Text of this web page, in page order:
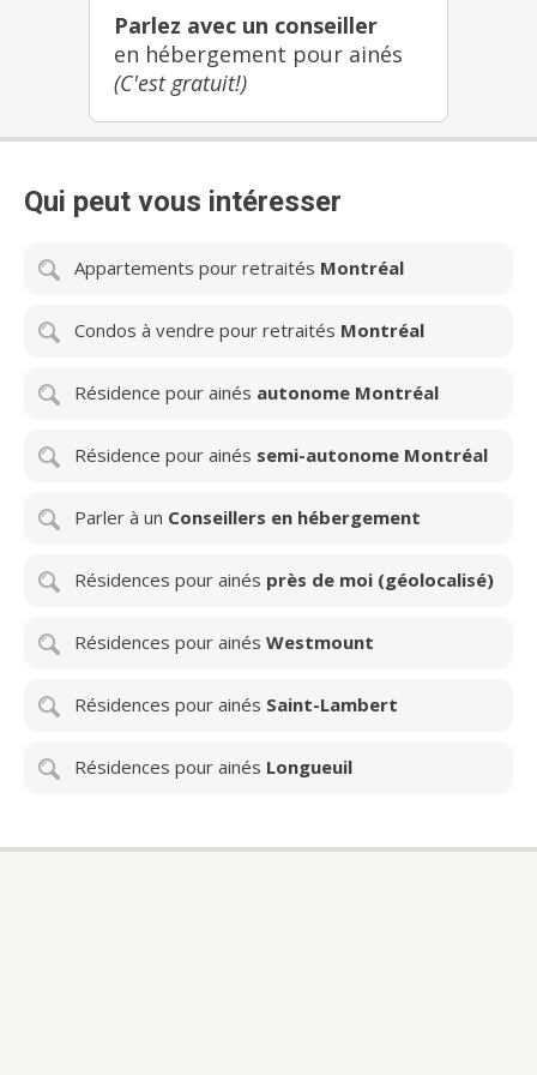
Parlez avec un conseiller
en hébergement pour ainés
(C'est gratuit!)
Qui peut vous intéresser
Appartements pour retraités Montréal
Condos à vendre pour retraités Montréal
Résidence pour ainés autonome Montréal
Résidence pour ainés semi-autonome Montréal
Parler à un Conseillers en hébergement
Résidences pour ainés près de moi (géolocalisé)
Résidences pour ainés Westmount
Résidences pour ainés Saint-Lambert
Résidences pour ainés Longueuil